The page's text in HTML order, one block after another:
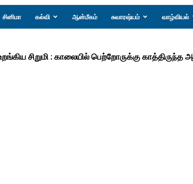
சினிமா கல்வி ஆன்மீகம் சுவாரஷ்யம் வாழ்வியல்
சிறுமி : காலையில் பெற்றோருக்கு காத்திருந்த